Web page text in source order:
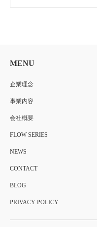
MENU
企業理念
事業内容
会社概要
FLOW SERIES
NEWS
CONTACT
BLOG
PRIVACY POLICY